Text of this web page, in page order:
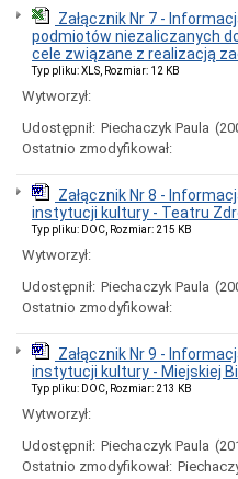
Czyste
Powietrze
Punkt
konsultacyjny
dla
Szczawna-
Zdroju
Decyzje
środowiskowe
Dowody
osobiste
Dotacje
Działalność
gospodarcza
Gospodarka
komunalna
Gospodarka
mieszkaniowa
Klauzule
Informacyjne
(RODO)
Załącznik Nr 7 -
podmiotów niezaliczanych
cele związane z realizacją
Typ pliku: XLS, Rozmiar: 12 KB
Wytworzył:
Udostępnił: Piechaczyk Paula
Ostatnio zmodyfikował:
Załącznik Nr 8 -
instytucji kultury - Teatru
Typ pliku: DOC, Rozmiar: 215 KB
Wytworzył:
Udostępnił: Piechaczyk Paula
Ostatnio zmodyfikował:
Załącznik Nr 9 -
instytucji kultury - Miejskiej
Typ pliku: DOC, Rozmiar: 213 KB
Wytworzył:
Udostępnił: Piechaczyk Paula
Ostatnio zmodyfikował: